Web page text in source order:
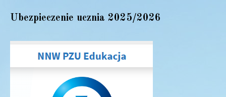
Ubezpieczenie ucznia 2025/2026